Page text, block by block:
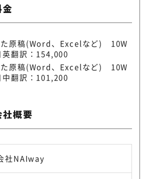
た原稿(Word、Excelなど) 10W
翻訳：154,000
た原稿(Word、Excelなど) 10W
翻訳：101,200
概要
社NAIway